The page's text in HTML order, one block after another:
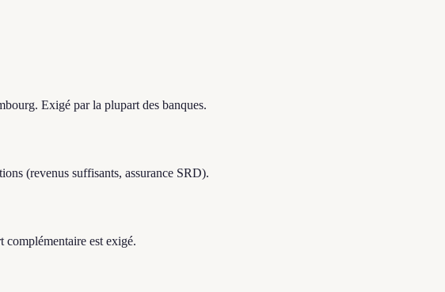
Exigé par la plupart des banques.
(revenus suffisants, assurance SRD).
complémentaire est exigé.